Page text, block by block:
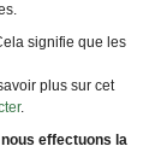
signifie que les
plus sur cet
.
effectuons la